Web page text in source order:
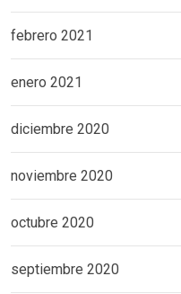
febrero 2021
enero 2021
diciembre 2020
noviembre 2020
octubre 2020
septiembre 2020